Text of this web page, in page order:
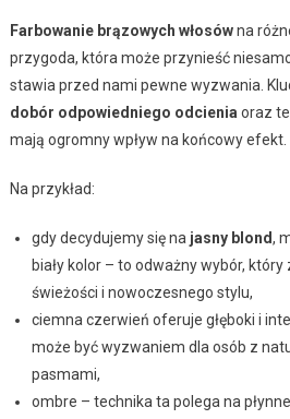
Farbowanie brązowych włosówna
przygoda, która może przynieść
stawia przed nami pewne wyzwania.
dobór odpowiedniego odcienia oraz
mają ogromny wpływ na końcowy efekt.
Na przykład:
gdy decydujemy się na jasny blond,
biały kolor – to odważny wybór,
świeżości i nowoczesnego stylu,
ciemna czerwień oferuje głęboki i
może być wyzwaniem dla osób z
pasmami,
ombre – technika ta polega na